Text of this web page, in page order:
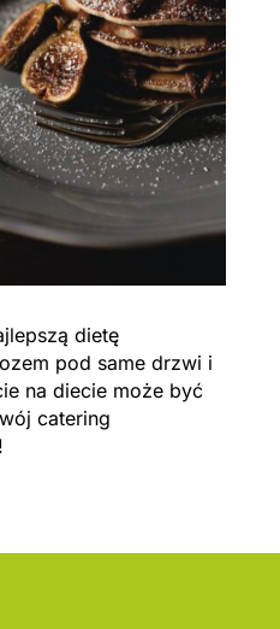
dietę
pod same drzwi i
na diecie może być
catering